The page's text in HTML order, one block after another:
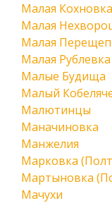
Малая Кохновка
Малая
Малая
Малая Рублевка
Малые Будища
Малый
Малютинцы
Маначиновка
Манжелия
Марковка
Мартыновка
Мачухи